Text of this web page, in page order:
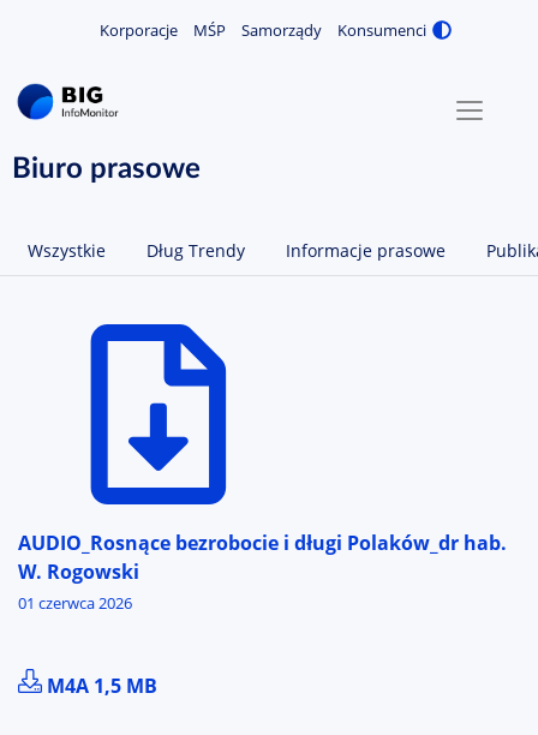
Korporacje MŚP Samorządy Konsumenci
MENU
O NAS
KONTAKT
Biuro prasowe
Wszystkie Dług Trendy Informacje prasowe
AUDIO_Rosnące bezrobocie i długi Polaków_dr hab.
W. Rogowski
01 czerwca 2026
POBIERZ PLIK AUDIO_ROSNĄCE BEZROBOCIE I
M4A 1,5 MB